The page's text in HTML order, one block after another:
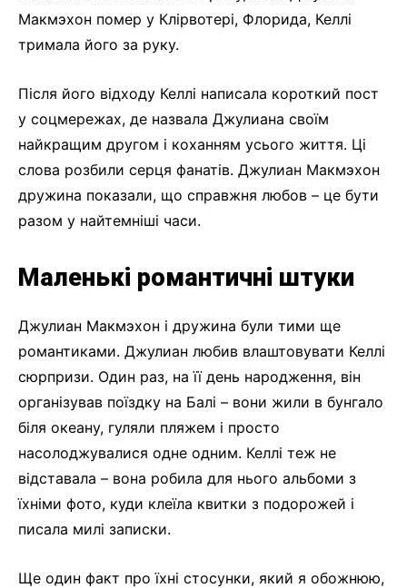
Макмэхон помер у Клірвотері, Флорида, Келлі
тримала його за руку.
Після його відходу Келлі написала короткий пост
у соцмережах, де назвала Джулиана своїм
найкращим другом і коханням усього життя. Ці
слова розбили серця фанатів. Джулиан Макмэхон
дружина показали, що справжня любов – це бути
разом у найтемніші часи.
Маленькі романтичні штуки
Джулиан Макмэхон і дружина були тими ще
романтиками. Джулиан любив влаштовувати Келлі
сюрпризи. Один раз, на її день народження, він
організував поїздку на Балі – вони жили в бунгало
біля океану, гуляли пляжем і просто
насолоджувалися одне одним. Келлі теж не
відставала – вона робила для нього альбоми з
їхніми фото, куди клеїла квитки з подорожей і
писала милі записки.
Ще один факт про їхні стосунки, який я обожнюю,